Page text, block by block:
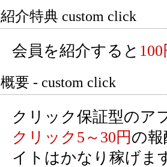
紹介特典 custom click
会員を紹介すると
概要 - custom click
クリック保証型のア
クリック5～30円 の
イトはかなり稼げま